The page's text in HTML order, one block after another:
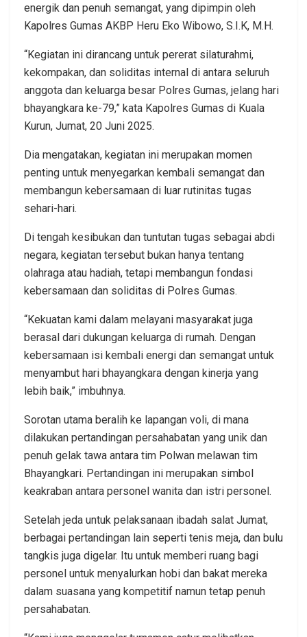
energik dan penuh semangat, yang dipimpin oleh
Kapolres Gumas AKBP Heru Eko Wibowo, S.I.K, M.H.
“Kegiatan ini dirancang untuk pererat silaturahmi,
kekompakan, dan soliditas internal di antara seluruh
anggota dan keluarga besar Polres Gumas, jelang hari
bhayangkara ke-79,” kata Kapolres Gumas di Kuala
Kurun, Jumat, 20 Juni 2025.
Dia mengatakan, kegiatan ini merupakan momen
penting untuk menyegarkan kembali semangat dan
membangun kebersamaan di luar rutinitas tugas
sehari-hari.
Di tengah kesibukan dan tuntutan tugas sebagai abdi
negara, kegiatan tersebut bukan hanya tentang
olahraga atau hadiah, tetapi membangun fondasi
kebersamaan dan soliditas di Polres Gumas.
“Kekuatan kami dalam melayani masyarakat juga
berasal dari dukungan keluarga di rumah. Dengan
kebersamaan isi kembali energi dan semangat untuk
menyambut hari bhayangkara dengan kinerja yang
lebih baik,” imbuhnya.
Sorotan utama beralih ke lapangan voli, di mana
dilakukan pertandingan persahabatan yang unik dan
penuh gelak tawa antara tim Polwan melawan tim
Bhayangkari. Pertandingan ini merupakan simbol
keakraban antara personel wanita dan istri personel.
Setelah jeda untuk pelaksanaan ibadah salat Jumat,
berbagai pertandingan lain seperti tenis meja, dan bulu
tangkis juga digelar. Itu untuk memberi ruang bagi
personel untuk menyalurkan hobi dan bakat mereka
dalam suasana yang kompetitif namun tetap penuh
persahabatan.